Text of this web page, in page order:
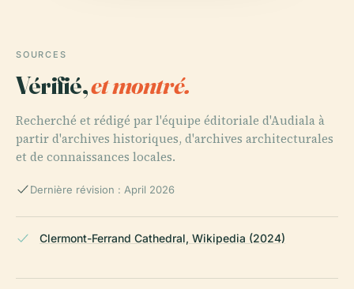
SOURCES
Vérifié,et montré.
Recherché et rédigé par l'équipe éditoriale d'Audiala à
partir d'archives historiques, d'archives architecturales
et de connaissances locales.
Dernière révision : April 2026
Clermont-Ferrand Cathedral, Wikipedia (2024)